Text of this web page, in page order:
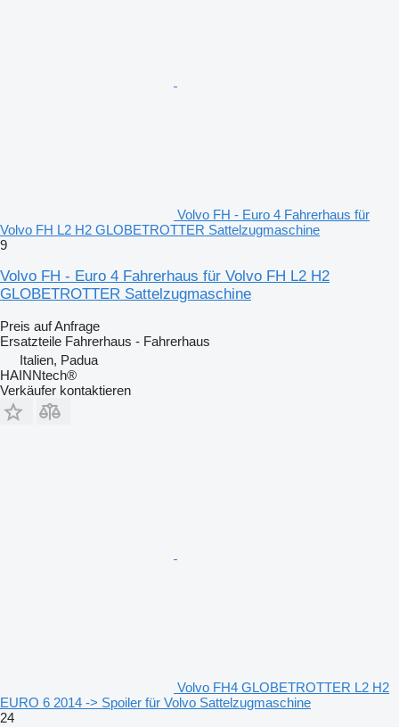
Volvo FH - Euro 4 Fahrerhaus für
Volvo FH L2 H2 GLOBETROTTER Sattelzugmaschine
9
Volvo FH - Euro 4 Fahrerhaus für Volvo FH L2 H2
GLOBETROTTER Sattelzugmaschine
Preis auf Anfrage
Ersatzteile Fahrerhaus - Fahrerhaus
Italien, Padua
HAINNtech®
Verkäufer kontaktieren
Volvo FH4 GLOBETROTTER L2 H2
EURO 6 2014 -> Spoiler für Volvo Sattelzugmaschine
24